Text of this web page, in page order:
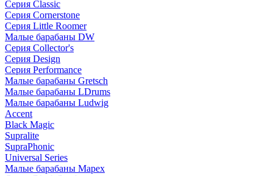
Серия Classic
Серия Cornerstone
Серия Little Roomer
Малые барабаны DW
Серия Collector's
Серия Design
Серия Performance
Малые барабаны Gretsch
Малые барабаны LDrums
Малые барабаны Ludwig
Accent
Black Magic
Supralite
SupraPhonic
Universal Series
Малые барабаны Mapex